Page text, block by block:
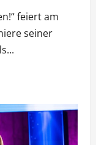
feiert am
seiner